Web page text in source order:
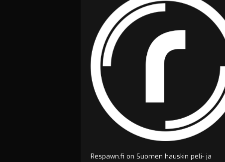
Respawn.fi on Suomen hauskin peli- ja